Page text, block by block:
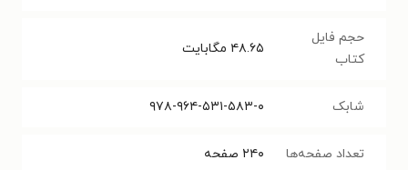
حجم فایل
کتاب
۴۸.۶۵ مگابایت
شابک ۹۷۸-۹۶۴-۵۳۱-۵۸۳-۰
تعداد صفحه‌ها ۲۴۰ صفحه